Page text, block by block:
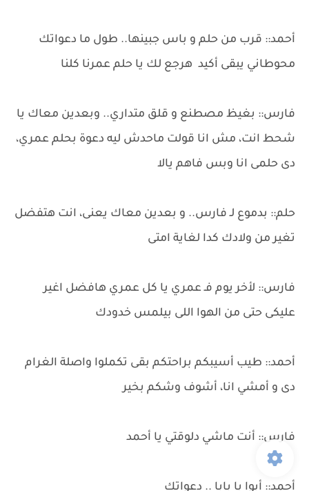
أحمد:: قرب من حلم و باس جبينها.. طول ما دعواتك
محوطاني يبقى أكيد هرجع لك يا حلم عمرنا كلنا
فارس:: بغيظ مصطنع و قلق متداري.. وبعدين معاك يا
شحط انت، مش انا قولت ماحدش ليه دعوة بحلم عمري،
دى حلمى انا وبس فاهم يالا
حلم:: بدموع لـ فارس.. و بعدين معاك يعنى، انت هتفضل
تغير من ولادك كدا لغاية امتى
فارس:: لأخر يوم فـ عمري يا كل عمري هافضل اغير
عليكى حتى من الهوا اللى بيلمس خدودك
أحمد:: طيب أسيبكم براحتكم بقى تكملوا واصلة الغرام
دى و أمشي انا، أشوف وشكم بخير
فارس:: أنت ماشي دلوقتي يا أحمد
أحمد:: أيوا يا بابا .. دعواتك